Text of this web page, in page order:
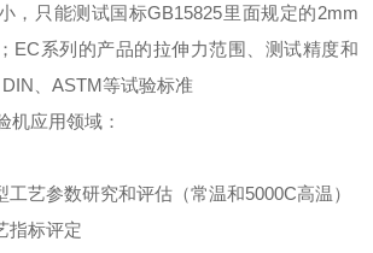
，只能测试国标GB15825里面规定的2mm
EC系列的产品的拉伸力范围、测试精度和
、ASTM等试验标准
机应用领域：
艺参数研究和评估（常温和5000C高温）
指标评定